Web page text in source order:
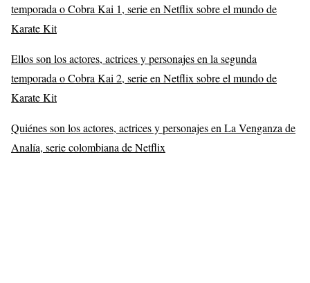
temporada o Cobra Kai 1, serie en Netflix sobre el mundo de
Karate Kit
Ellos son los actores, actrices y personajes en la segunda
temporada o Cobra Kai 2, serie en Netflix sobre el mundo de
Karate Kit
Quiénes son los actores, actrices y personajes en La Venganza de
Analía, serie colombiana de Netflix